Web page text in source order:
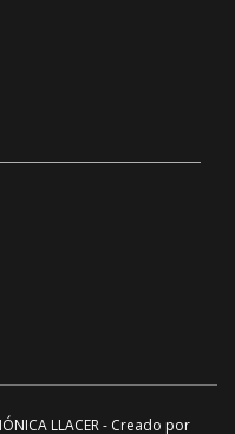
LLACER - Creado por